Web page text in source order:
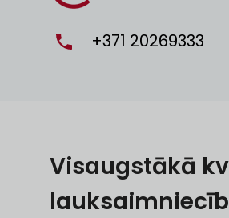
+371 20269333
Visaugstākā